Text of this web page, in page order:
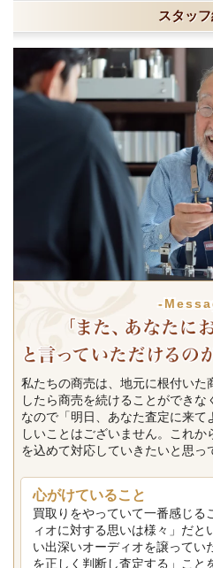
スタッ
-
私たちの商売は、地元に根付いた
したら商売を続けることができな
なので「明日、あなた査定に来
しいことはございません。これ
を込めて対応していきたいと思っ
心がけていること
買取りをやっていて一番感じる
ィオに対する思いは様々」だと
い出深いオーディオを譲ってい
を正しく判断し査定する」こと